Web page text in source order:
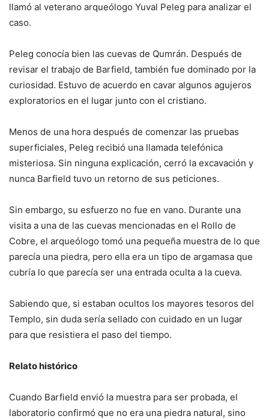
llamó al veterano arqueólogo Yuval Peleg para analizar el
caso.
Peleg conocía bien las cuevas de Qumrán. Después de
revisar el trabajo de Barfield, también fue dominado por la
curiosidad. Estuvo de acuerdo en cavar algunos agujeros
exploratorios en el lugar junto con el cristiano.
Menos de una hora después de comenzar las pruebas
superficiales, Peleg recibió una llamada telefónica
misteriosa. Sin ninguna explicación, cerró la excavación y
nunca Barfield tuvo un retorno de sus peticiones.
Sin embargo, su esfuerzo no fue en vano. Durante una
visita a una de las cuevas mencionadas en el Rollo de
Cobre, el arqueólogo tomó una pequeña muestra de lo que
parecía una piedra, pero ella era un tipo de argamasa que
cubría lo que parecía ser una entrada oculta a la cueva.
Sabiendo que, si estaban ocultos los mayores tesoros del
Templo, sin duda sería sellado con cuidado en un lugar
para que resistiera el paso del tiempo.
Relato histórico
Cuando Barfield envió la muestra para ser probada, el
laboratorio confirmó que no era una piedra natural, sino